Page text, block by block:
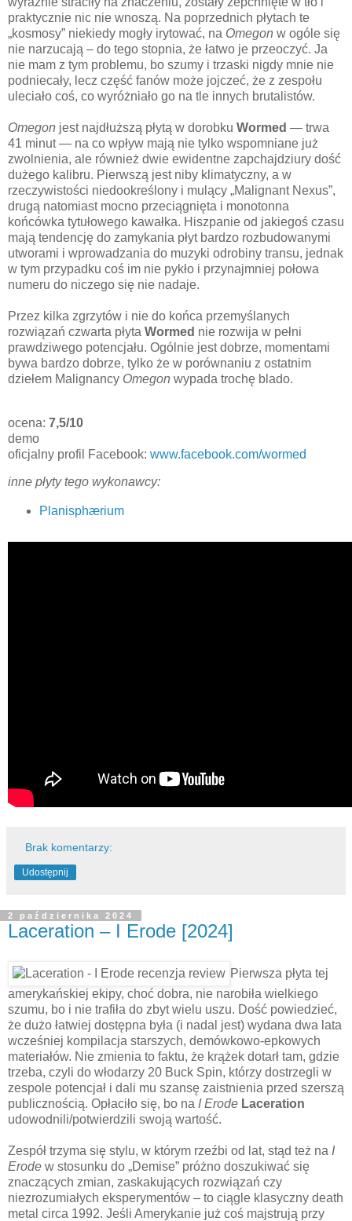
praktycznie nic nie wnoszą. Na poprzednich płytach te
„kosmosy” niekiedy mogły irytować, na Omegon w ogóle się
nie narzucają – do tego stopnia, że łatwo je przeoczyć. Ja
nie mam z tym problemu, bo szumy i trzaski nigdy mnie nie
podniecały, lecz część fanów może jojczeć, że z zespołu
uleciało coś, co wyróżniało go na tle innych brutalistów.
Omegon jest najdłuższą płytą w dorobku Wormed — trwa
41 minut — na co wpływ mają nie tylko wspomniane już
zwolnienia, ale również dwie ewidentne zapchajdziury dość
dużego kalibru. Pierwszą jest niby klimatyczny, a w
rzeczywistości niedookreślony i mulący „Malignant Nexus”,
drugą natomiast mocno przeciągnięta i monotonna
końcówka tytułowego kawałka. Hiszpanie od jakiegoś czasu
mają tendencję do zamykania płyt bardzo rozbudowanymi
utworami i wprowadzania do muzyki odrobiny transu, jednak
w tym przypadku coś im nie pykło i przynajmniej połowa
numeru do niczego się nie nadaje.
Przez kilka zgrzytów i nie do końca przemyślanych
rozwiązań czwarta płyta Wormed nie rozwija w pełni
prawdziwego potencjału. Ogólnie jest dobrze, momentami
bywa bardzo dobrze, tylko że w porównaniu z ostatnim
dziełem Malignancy Omegon wypada trochę blado.
ocena: 7,5/10
demo
oficjalny profil Facebook: www.facebook.com/wormed
inne płyty tego wykonawcy:
Planisphærium
Brak komentarzy:
Udostępnij
2 października 2024
Laceration – I Erode [2024]
Pierwsza płyta tej
amerykańskiej ekipy, choć dobra, nie narobiła wielkiego
szumu, bo i nie trafiła do zbyt wielu uszu. Dość powiedzieć,
że dużo łatwiej dostępna była (i nadal jest) wydana dwa lata
wcześniej kompilacja starszych, demówkowo-epkowych
materiałów. Nie zmienia to faktu, że krążek dotarł tam, gdzie
trzeba, czyli do włodarzy 20 Buck Spin, którzy dostrzegli w
zespole potencjał i dali mu szansę zaistnienia przed szerszą
publicznością. Opłaciło się, bo na I Erode Laceration
udowodnili/potwierdzili swoją wartość.
Zespół trzyma się stylu, w którym rzeźbi od lat, stąd też na I
Erode w stosunku do „Demise” próżno doszukiwać się
znaczących zmian, zaskakujących rozwiązań czy
niezrozumiałych eksperymentów – to ciągle klasyczny death
metal circa 1992. Jeśli Amerykanie już coś majstrują przy